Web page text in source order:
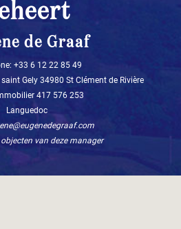
de Graaf
+33 6 12 22 85 49‬
Gely 34980 St Clément de Rivière
417 576 253
Languedoc
van deze manager